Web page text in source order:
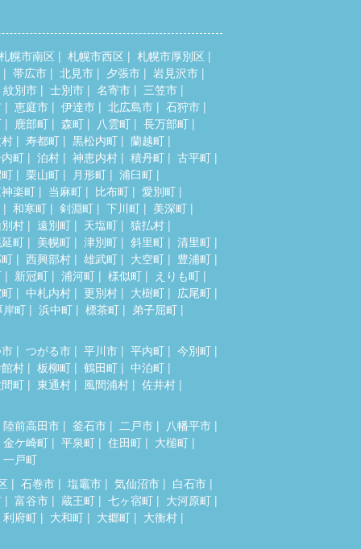
幌市南区 札幌市西区
札幌市厚別区
帯広市
北見市 夕張市
岩見沢市
紋別市
士別市 名寄市
三笠市
恵庭市 伊達市 北広島市
石狩市
鹿部町 森町 八雲町
長万部町
寿都町 黒松内町
蘭越町
町
泊村 神恵内村 積丹町
古平町
栗山町 月形町
浦臼町
楽町
当麻町 比布町
愛別町
和寒町
剣淵町 下川町
美深町
村
遠別町 天塩町
猿払村
町
美幌町 津別町 斜里町
清里町
西興部村 雄武町 大空町
豊浦町
新冠町 浦河町 様似町
えりも町
中札内村 更別村 大樹町
広尾町
岸町
浜中町 標茶町 弟子屈町
つがる市 平川市 平内町
今別町
村
板柳町 鶴田町
中泊町
町
東通村 風間浦村 佐井村
陸前高田市 釜石市 二戸市
八幡平市
金ケ崎町
平泉町 住田町
大槌町
一戸町
石巻市 塩竈市 気仙沼市
白石市
富谷市 蔵王町 七ヶ宿町
大河原町
利府町
大和町 大郷町 大衡村